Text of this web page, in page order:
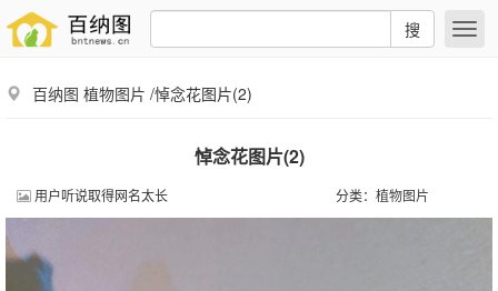
搜
百纳图 植物图片 /悼念花图片(2)
悼念花图片(2)
用户听说取得网名太长 分类： 植物图片